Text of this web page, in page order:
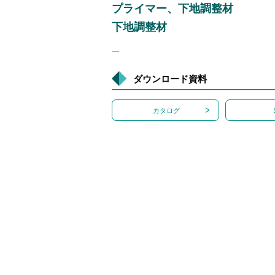
プライマー、下地調整材
下地調整材
―
ダウンロード資料
カタログ